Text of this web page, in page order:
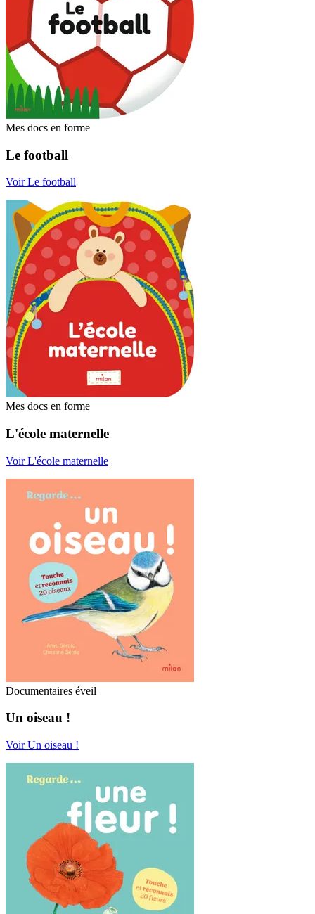
Mes docs en forme
Le football
Voir Le football
Mes docs en forme
L'école maternelle
Voir L'école maternelle
Documentaires éveil
Un oiseau !
Voir Un oiseau !